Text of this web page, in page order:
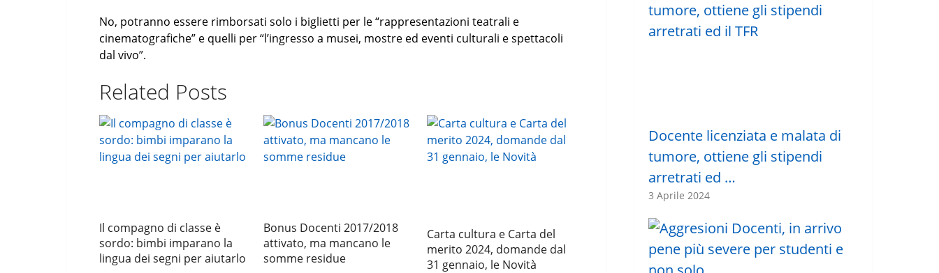
No, potranno essere rimborsati solo i biglietti per le “rappresentazioni teatrali e
cinematografiche” e quelli per “l’ingresso a musei, mostre ed eventi culturali e spettacoli
dal vivo”.
Related Posts
Il compagno di classe è
sordo: bimbi imparano la
lingua dei segni per aiutarlo
Bonus Docenti 2017/2018
attivato, ma mancano le
somme residue
Carta cultura e Carta del
merito 2024, domande dal
31 gennaio, le Novità
Docente licenziata e malata di
tumore, ottiene gli stipendi
arretrati ed …
3 Aprile 2024